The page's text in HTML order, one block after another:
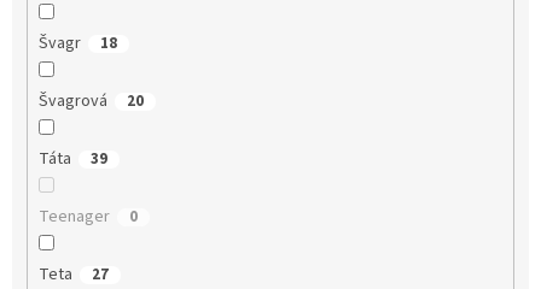
Švagr 18
Švagrová 20
Táta 39
Teenager 0
Teta 27